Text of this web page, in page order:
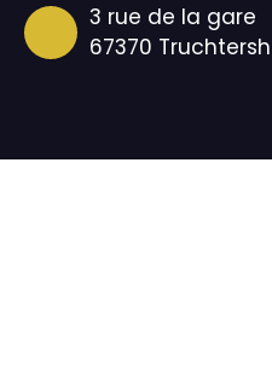
3 rue de la gare
67370